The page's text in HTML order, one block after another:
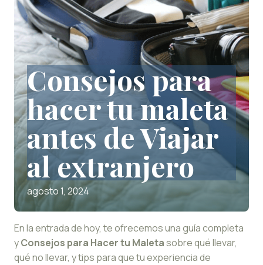
Consejos para
hacer tu maleta
antes de Viajar
al extranjero
agosto 1, 2024
En la entrada de hoy, te ofrecemos una guía completa
yConsejos para Hacer tu Maletasobre qué llevar,
qué no llevar, y tips para que tu experiencia de